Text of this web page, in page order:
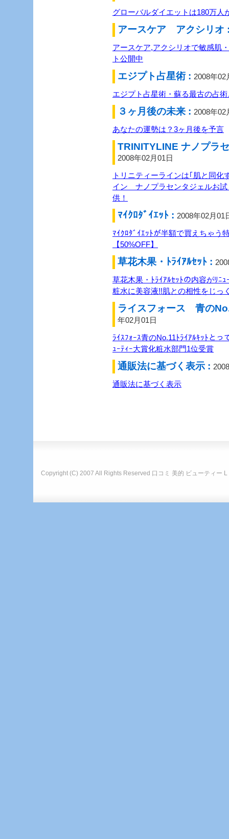
グローバルダイエットは180万人
アースケア アクシリオ
アースケア,アクシリオで敏感肌
ト公開中
エジプト占星術 : 2008年02
エジプト占星術・蘇る最古の占術
３ヶ月後の未来 : 2008年02
あなたの運勢は？3ヶ月後を予言
TRINITYLINE ナノプラ
2008年02月01日
トリニティーラインは｢肌と同
イン ナノプラセンタジェルお試
供！
ﾏｲｸﾛﾀﾞｲｴｯﾄ : 2008年02月01
ﾏｲｸﾛﾀﾞｲｴｯﾄが半額で買えちゃう
【50%OFF】
草花木果・ﾄﾗｲｱﾙｾｯﾄ :
草花木果・ﾄﾗｲｱﾙｾｯﾄの内容がﾘﾆ
粧水に美容液!!肌との相性をじっ
ライスフォース 青の
年02月01日
ﾗｲｽﾌｫｰｽ青のNo.11ﾄﾗｲｱﾙｷｯﾄとっ
ｭｰﾃｨｰ大賞化粧水部門1位受賞
通販法に基づく表示 :
通販法に基づく表示
Copyright (C) 2007 All Rights Reserved 口コミ 美的 ビューティー